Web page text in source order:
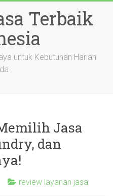
Terbaik
untuk Kebutuhan Harian
Jasa
dan
review layanan jasa